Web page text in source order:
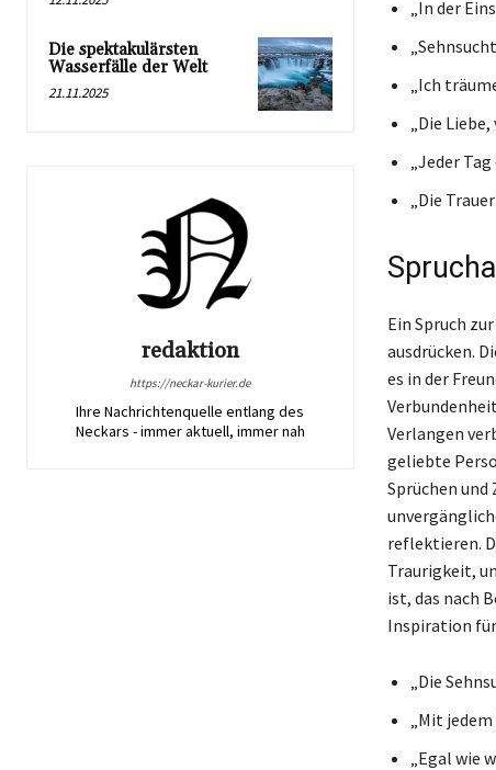
Die spektakulärsten
Wasserfälle der Welt
21.11.2025
redaktion
https://neckar-kurier.de
Ihre Nachrichtenquelle entlang des
Neckars - immer aktuell, immer nah
„In der
„Ich
„Die
„Jeder
„Die
Ein Spruch
ausdrücken.
es in der
Verlangen
geliebte
Sprüchen
reflektieren.
Traurigkeit,
ist, das nach
Inspiration
„Die
„Mit
„Egal